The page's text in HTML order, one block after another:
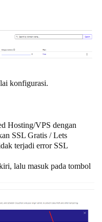
konfigurasi.
Hosting/VPS dengan
SSL Gratis / Lets
terjadi error SSL
lalu masuk pada tombol